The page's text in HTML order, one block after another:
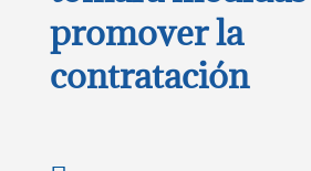
promover la
contratación